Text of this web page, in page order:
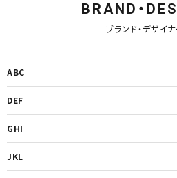
BRAND・
ブランド・デザイ
ABC
DEF
GHI
JKL